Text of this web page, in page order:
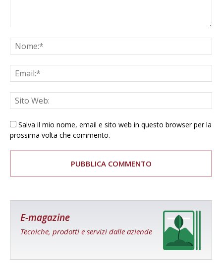
Salva il mio nome, email e sito web in questo browser per la
prossima volta che commento.
E-magazine
Tecniche, prodotti e servizi dalle aziende